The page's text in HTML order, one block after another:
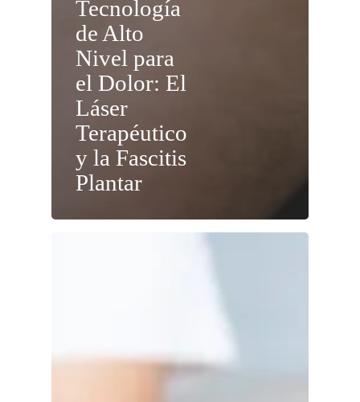
Tecnología
de Alto
Nivel para
el Dolor: El
Láser
Terapéutico
y la Fascitis
Plantar